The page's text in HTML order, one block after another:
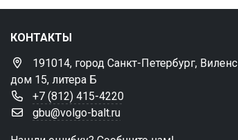
КОНТАКТЫ
191014, город Санкт-Петербург,
дом 15, литера Б
+7 (812) 415-4220
gbu@volgo-balt.ru